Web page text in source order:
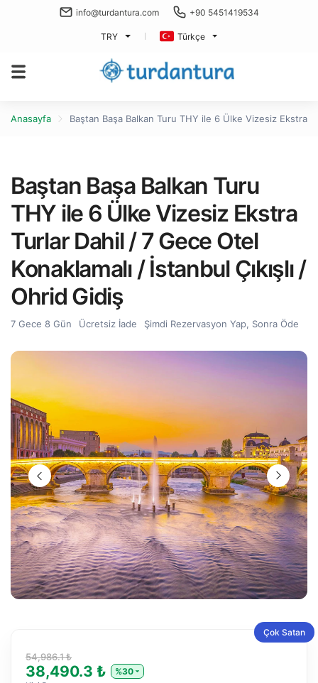
info@turdantura.com +90 5451419534
TRY Türkçe
Anasayfa Baştan Başa Balkan Turu THY ile 6 Ülke Vizesiz Ekstra
Baştan Başa Balkan Turu
THY ile 6 Ülke Vizesiz Ekstra
Turlar Dahil / 7 Gece Otel
Konaklamalı / İstanbul Çıkışlı /
Ohrid Gidiş
7 Gece 8 Gün Ücretsiz İade Şimdi Rezervasyon Yap, Sonra Öde
Çok Satan
54,986.1 ₺
38,490.3 ₺
%30